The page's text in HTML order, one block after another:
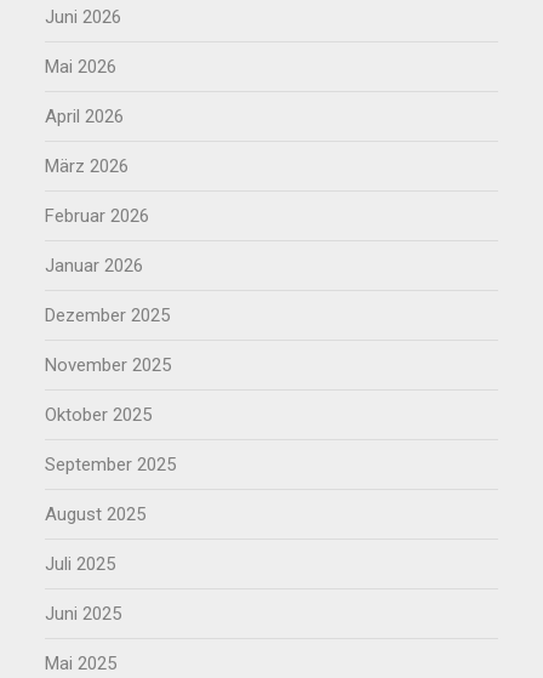
Juni 2026
Mai 2026
April 2026
März 2026
Februar 2026
Januar 2026
Dezember 2025
November 2025
Oktober 2025
September 2025
August 2025
Juli 2025
Juni 2025
Mai 2025